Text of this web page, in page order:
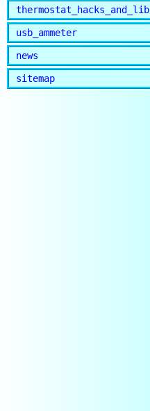
thermostat_hacks_and_lib
usb_ammeter
news
sitemap